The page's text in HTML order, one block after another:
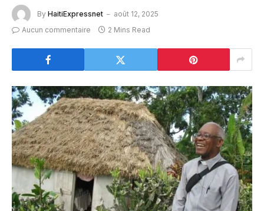
By HaitiExpressnet
août 12, 2025
Aucun commentaire
2 Mins Read